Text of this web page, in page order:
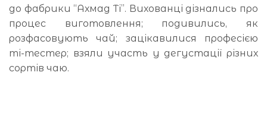
до фабрики “Ахмад Ті”. Вихованці дізнались про
процес виготовлення; подивились, як
розфасовують чай; зацікавилися професією
ті-тестер; взяли участь у дегустації різних
сортів чаю.